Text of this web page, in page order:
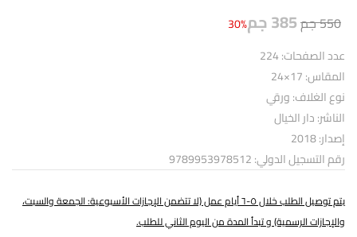
550جم385جم30%
عدد الصفحات: 224
المقاس: 17×24
نوع الغلاف: ورقي
الناشر: دار الخيال
إصدار: 2018
رقم التسجيل الدولي: 9789953978512
يتم توصيل الطلب خلال ٥-٦ أيام عمل (لا تتضمن الإجازات الأسبوعية: الجمعة والسبت،
والإجازات الرسمية) و تبدأ المدة من اليوم الثاني للطلب.